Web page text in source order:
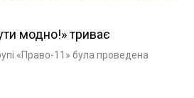
модно!» триває
«Право-11» була проведена